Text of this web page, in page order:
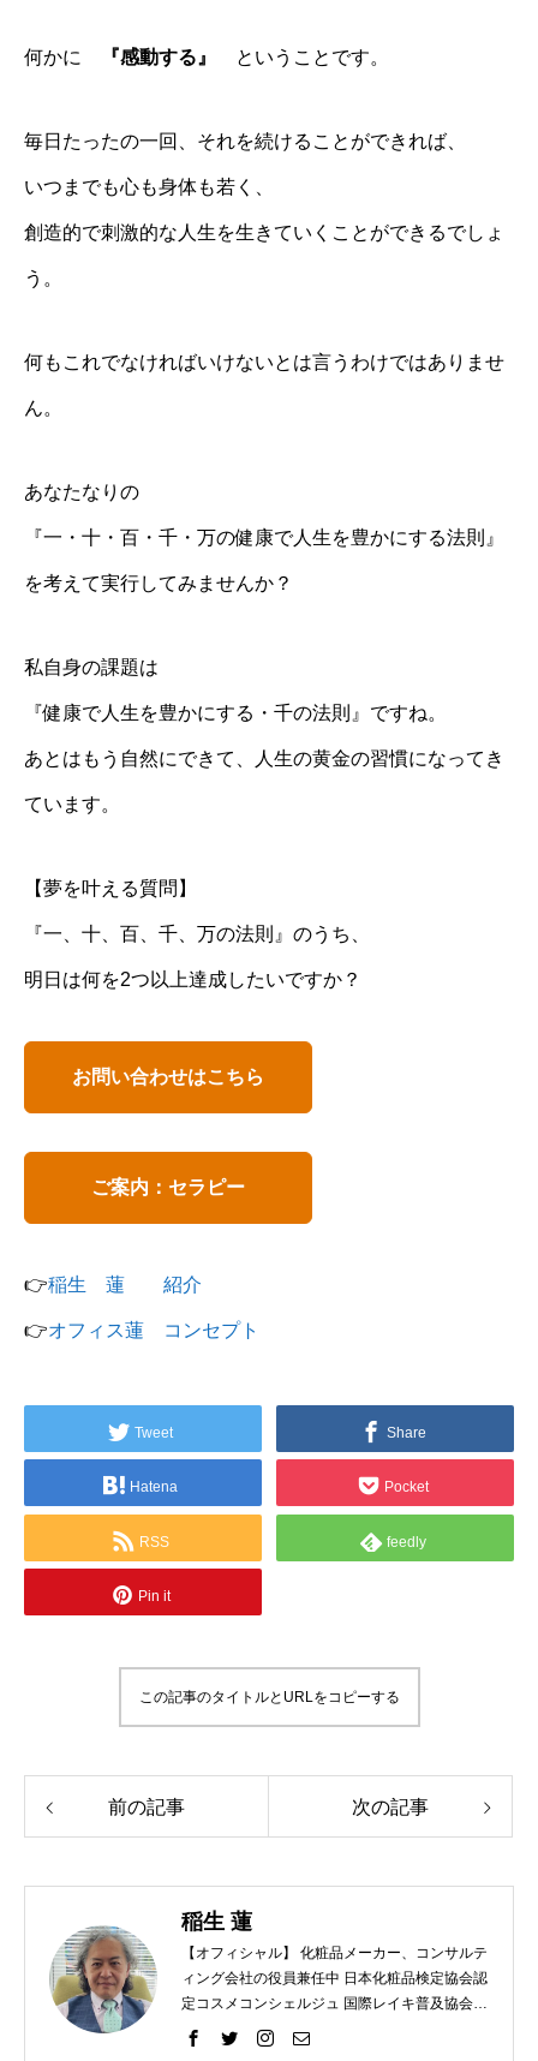
何かに 『感動する』 ということです。
毎日たったの一回、それを続けることができれば、
いつまでも心も身体も若く、
創造的で刺激的な人生を生きていくことができるでしょ
う。
何もこれでなければいけないとは言うわけではありませ
ん。
あなたなりの
『一・十・百・千・万の健康で人生を豊かにする法則』
を考えて実行してみませんか？
私自身の課題は
『健康で人生を豊かにする・千の法則』ですね。
あとはもう自然にできて、人生の黄金の習慣になってき
ています。
【夢を叶える質問】
『一、十、百、千、万の法則』のうち、
明日は何を2つ以上達成したいですか？
お問い合わせはこちら
ご案内：セラピー
👉稲生 蓮 紹介
👉オフィス蓮 コンセプト
Tweet Share
Hatena Pocket
RSS feedly
Pin it
この記事のタイトルとURLをコピーする
前の記事 次の記事
稲生 蓮
【オフィシャル】 化粧品メーカー、コンサルテ
ィング会社の役員兼任中 日本化粧品検定協会認
定コスメコンシェルジュ 国際レイキ普及協会認
定ティーチャー 【プライベート】 趣味 ラン